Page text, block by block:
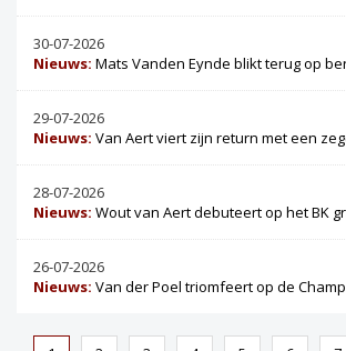
30-07-2026
Nieuws: Mats Vanden Eynde blikt terug op
29-07-2026
Nieuws: Van Aert viert zijn return met een
28-07-2026
Nieuws: Wout van Aert debuteert op het BK
26-07-2026
Nieuws: Van der Poel triomfeert op de